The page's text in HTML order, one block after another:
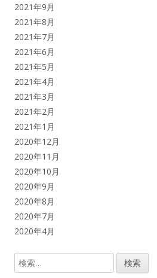
2021年9月
2021年8月
2021年7月
2021年6月
2021年5月
2021年4月
2021年3月
2021年2月
2021年1月
2020年12月
2020年11月
2020年10月
2020年9月
2020年8月
2020年7月
2020年4月
検
索: